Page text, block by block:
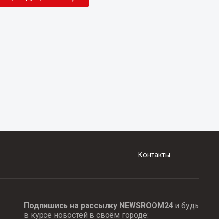
Контакты
Подпишись на рассылку NEWSROOM24и будь
в курсе новостей в своём городе: